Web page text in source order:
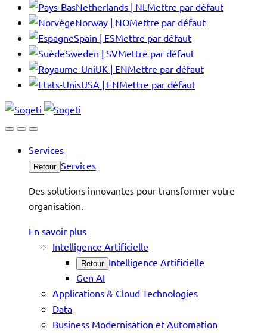
Netherlands | NL Mettre par défaut
Norway | NOMettre par défaut
Spain | ESMettre par défaut
Sweden | SVMettre par défaut
UK | ENMettre par défaut
USA | ENMettre par défaut
Services
Retour Services
Des solutions innovantes pour transformer votre
organisation.
En savoir plus
Intelligence Artificielle
Retour Intelligence Artificielle
Gen AI
Applications & Cloud Technologies
Data
Business Modernisation et Automation